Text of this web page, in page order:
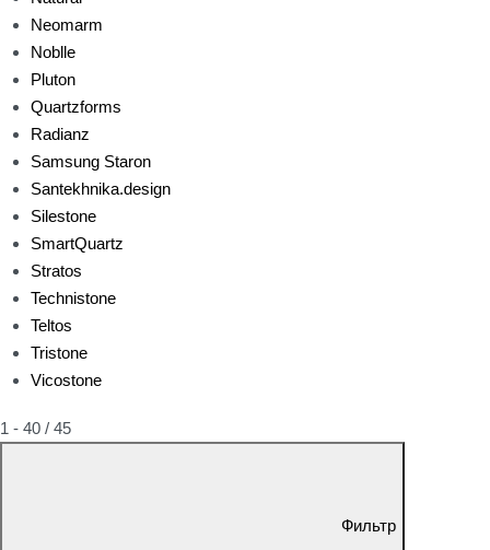
Neomarm
Noblle
Pluton
Quartzforms
Radianz
Samsung Staron
Santekhnika.design
Silestone
SmartQuartz
Stratos
Technistone
Teltos
Tristone
Vicostone
1 - 40 / 45
Фильтр